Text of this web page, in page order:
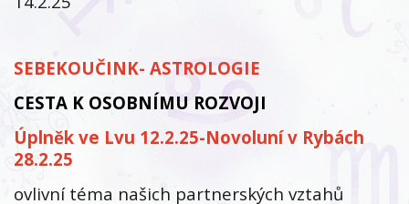
SEBEKOUČINK- ASTROLOGIE
CESTA K OSOBNÍMU ROZVOJI
Úplněk ve Lvu 12.2.25-Novoluní v Rybách
28.2.25
ovlivní téma našich partnerských vztahů